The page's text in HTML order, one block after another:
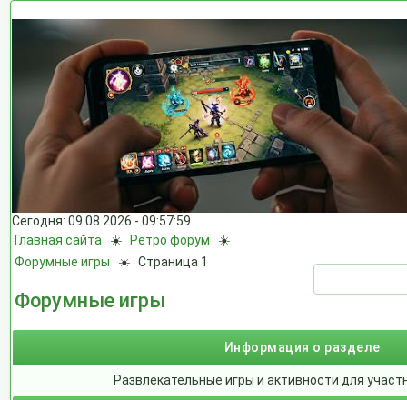
Сегодня: 09.08.2026 - 09:57:59
Главная сайта
☀️ Ретро форум
☀️
Форумные игры
☀️Страница 1
Форумные игры
Информация о разделе
Развлекательные игры и активности для